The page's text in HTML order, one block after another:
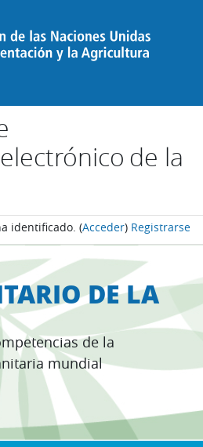
de la
identificado. (Acceder) Registrarse
DE LA
de la
mundial